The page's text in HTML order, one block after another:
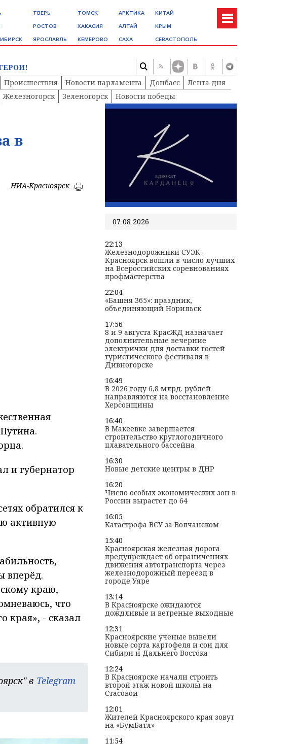
ТВЕРЬ
РОСТОВ
ЯРОСЛАВЛЬ
ТОМСК
ХАКАСИЯ
КЕМЕРОВО
АРКТИКА
АЛТАЙ
САХА
КИТАЙ
КРЫМ
СЕВАСТОПОЛЬ
Происшествия Новости парламента Донбасс
Лента дня
Железногорск Зеленогорск
Новости победы
в
НИА-Красноярск
и губернатор
обратился к
активную
вперёд.
краю,
что
края», - сказал
в Telegram
07 08 2026
22:13
Железнодорожники СУЭК-
Красноярск вошли в число лучших
на Всероссийских соревнованиях
профмастерства
22:04
«Башня 365»: праздник,
объединяющий Норильск
17:56
8 и 9 августа КрасЖД назначает
дополнительные вечерние
электрички для доставки гостей
туристического фестиваля в
Дивногорске
16:49
В 2026 году 6,8 млрд. рублей
направляются на восстановление
Херсонщины
16:40
В Макеевке завершается
строительство круглогодичного
плавательного бассейна
16:30
Новые детские центры в ДНР
16:20
Число особых экономических зон в
России вырастет до 64
16:05
Катастрофа ВСУ за Волчанском
15:40
Красноярская железная дорога
предупреждает об ограничениях
движения автотранспорта через
железнодорожный переезд в
городе Уяре
13:14
В Красноярске ожидаются
дождливые и ветреные выходные
12:31
Красноярские ученые вывели
новые сорта картофеля и сои для
Сибири и Дальнего Востока
12:24
В Красноярске начали строить
второй этаж новой школы на
Стасовой
12:01
Жителей Красноярского края зовут
на «БумБатл»
11:54